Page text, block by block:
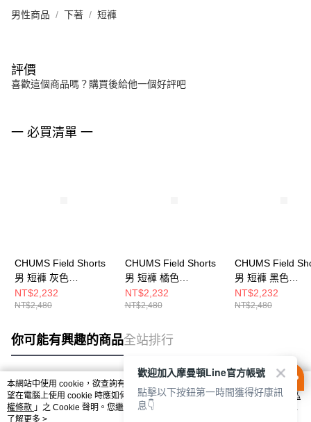
男性商品 下著 短褲
評價
喜歡這個商品嗎？購買後給他一個好評吧
一 必買清單 一
CHUMS Field Shorts
男 短褲 灰色
CH031427G001
NT$2,232
NT$2,480
CHUMS Field Shorts
男 短褲 橘色
CH031427D001
NT$2,232
NT$2,480
CHUMS Field
男 短褲 黑色
CH031427K001
NT$2,232
NT$2,480
你可能有興趣的商品全站排行
熱門標籤
本網站中使用 cookie，欲查詢有關本網站使用 cookie 方式之詳情，及若您不希
望在電腦上使用 cookie 時應如何變更電腦的 cookie 設定，請參閱本網站「
隱私
權條款 」之 Cookie 聲明。您繼續使用本網站即表示您同意本公司得按本網站使
用條款之 Cookie 聲明使用 cookie。
了解更多 >
歡迎加入摩曼頓Line官方帳號
點擊以下按鈕第一時間獲得好康訊
息👇